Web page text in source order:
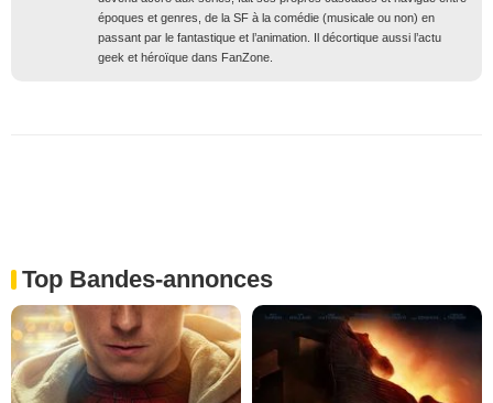
époques et genres, de la SF à la comédie (musicale ou non) en
passant par le fantastique et l’animation. Il décortique aussi l’actu
geek et héroïque dans FanZone.
Top Bandes-annonces